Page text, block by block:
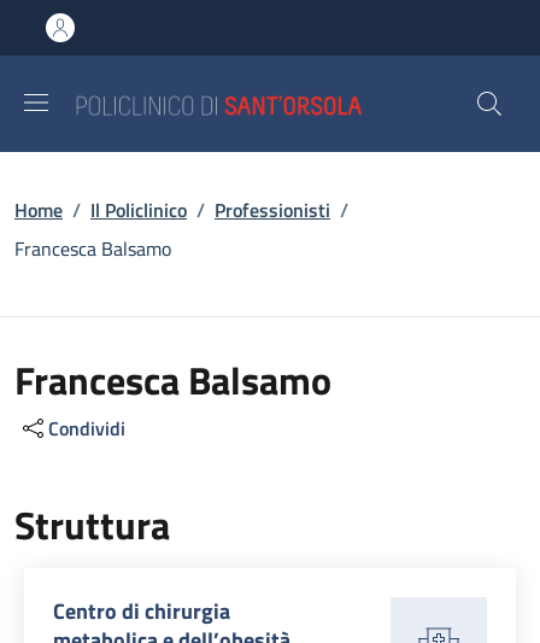
al contenuto principale
to footer content
Briciole di pane
Home / Il Policlinico / Professionisti /
Francesca Balsamo
Francesca Balsamo
Condividi
Struttura
Centro di chirurgia